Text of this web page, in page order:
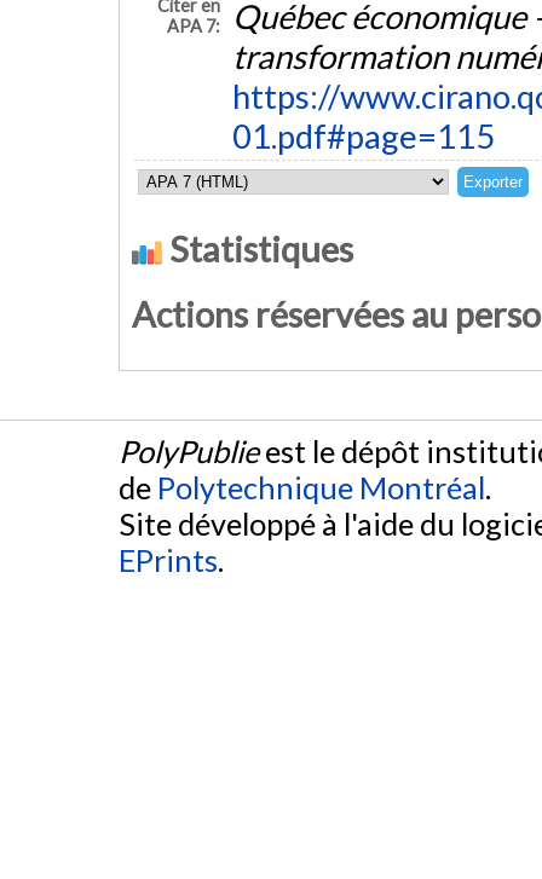
Citer en
APA 7:
Québec économique
transformation
https://
01.pdf#page=115
Statistiques
Actions réservées au
PolyPublieest le dépôt
de Polytechnique Montréal.
Site développé à l'aide du
EPrints.